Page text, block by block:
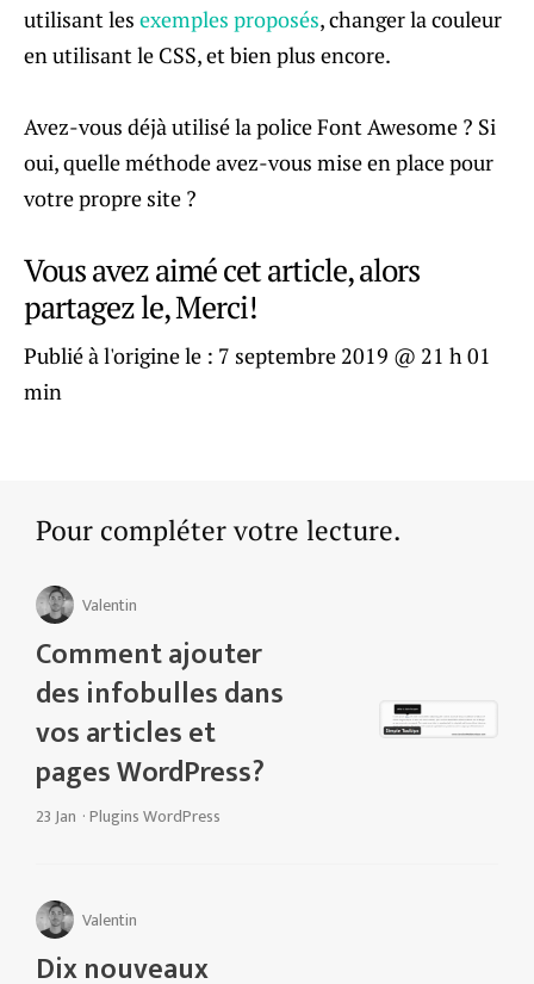
utilisant les exemples proposés, changer la couleur
en utilisant le CSS, et bien plus encore.
Avez-vous déjà utilisé la police Font Awesome ? Si
oui, quelle méthode avez-vous mise en place pour
votre propre site ?
Vous avez aimé cet article, alors
partagez le, Merci!
Publié à l'origine le : 7 septembre 2019 @ 21 h 01
min
Pour compléter votre lecture.
Valentin
Comment ajouter
des infobulles dans
vos articles et
pages WordPress?
23 Jan ·Plugins WordPress
Valentin
Dix nouveaux